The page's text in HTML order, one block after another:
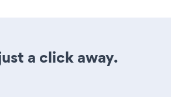
a click away.